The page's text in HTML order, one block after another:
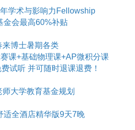
学术与影响力Fellowship
金会最高60%补贴
来博士暑期各类
课+基础物理课+AP微积分课
试听 并可随时退课退费！
大学教育基金规划
适全酒店精华版9天7晚